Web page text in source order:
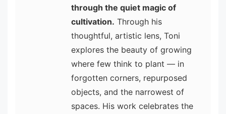
through the quiet magic of
cultivation. Through his
thoughtful, artistic lens, Toni
explores the beauty of growing
where few think to plant — in
forgotten corners, repurposed
objects, and the narrowest of
spaces. His work celebrates the